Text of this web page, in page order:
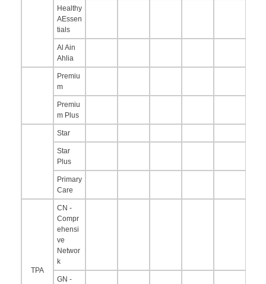
Healthy
AEssen
tials
Al Ain
Ahlia
Premiu
m
Premiu
m Plus
Star
Star
Plus
Primary
Care
TPA
CN -
Compr
ehensi
ve
Networ
k
GN -